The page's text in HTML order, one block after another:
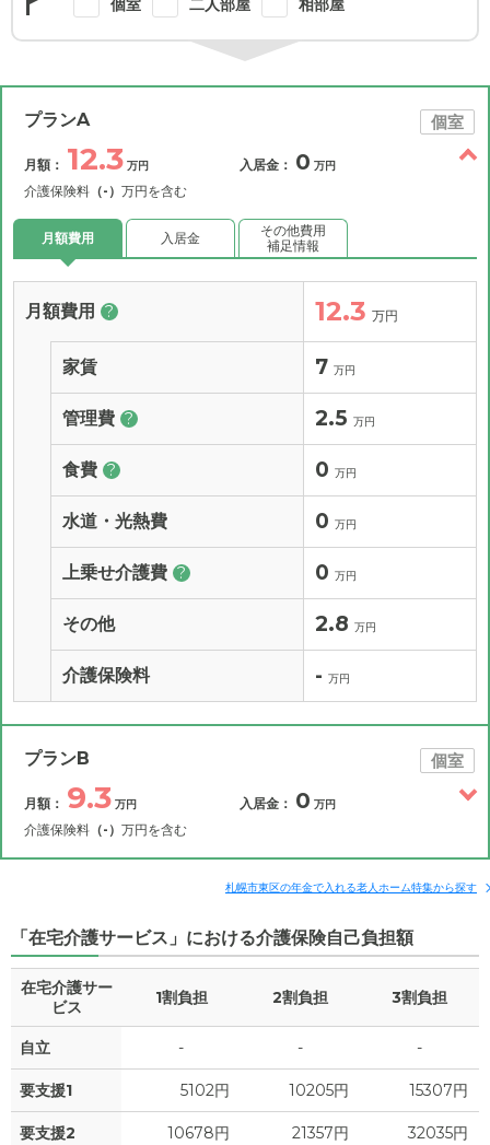
個室 二人部屋 相部屋
プランA 個室
月額： 12.3 万円
介護保険料 （-） 万円を含む
入居金： 0 万円
月額費用 入居金
その他費用
補足情報
月額費用 ? 12.3 万円
家賃 7 万円
管理費 ? 2.5 万円
食費 ? 0 万円
水道・光熱費 0 万円
上乗せ介護費 ? 0 万円
その他 2.8 万円
介護保険料 - 万円
プランB 個室
月額： 9.3 万円
介護保険料 （-） 万円を含む
入居金： 0 万円
補足情報
月額費用 ? 9.3 万円
家賃 4
食費 ? 0 万円
札幌市東区の年金で入れる老人ホーム特集から探す
「在宅介護サービス」における介護保険自己負担額
在宅介護サー
ビス
1割負担 2割負担 3割負担
自立 - - -
要支援1 5102円 10205円 15307円
要支援2 10678円 21357円 32035円